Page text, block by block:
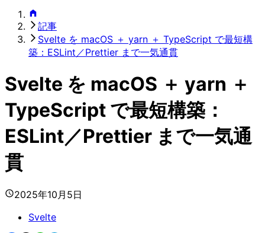
記事
Svelte を macOS ＋ yarn ＋ TypeScript で最短構
築：ESLint／Prettier まで一気通貫
Svelte を macOS ＋ yarn ＋
TypeScript で最短構築：
ESLint／Prettier まで一気通
貫
2025年10月5日
Svelte